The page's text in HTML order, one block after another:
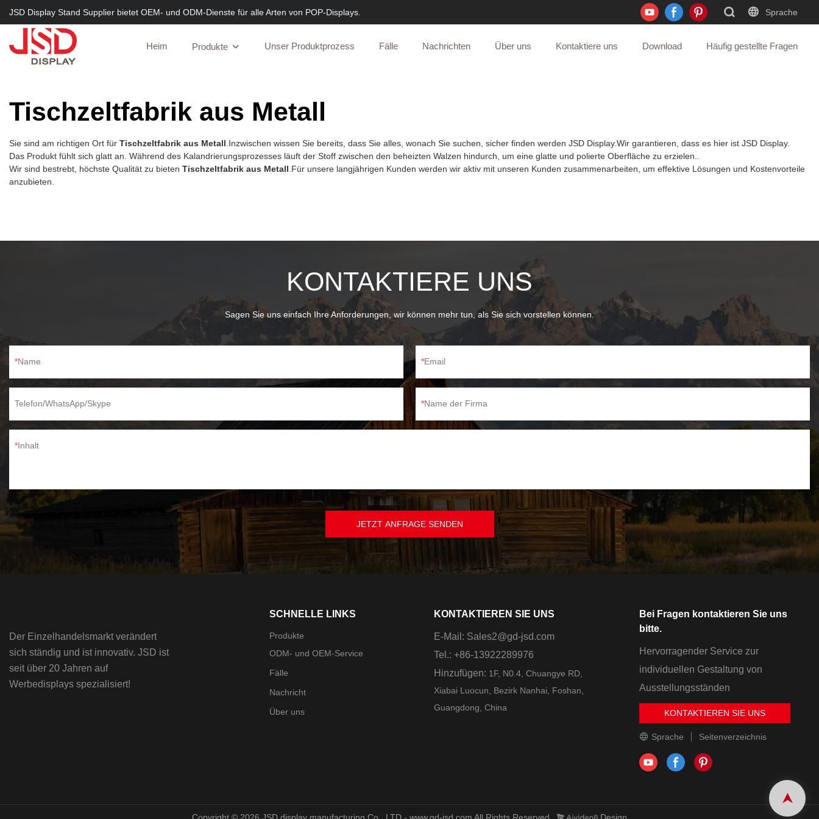
JSD Display Stand Supplier bietet OEM- und ODM-Dienste für alle Arten von POP-Displays. Sprache
Heim Produkte Unser Produktprozess Fälle Nachrichten Über uns Kontaktiere uns Download Häufig gestellte Fragen
Tischzeltfabrik aus Metall
Sie sind am richtigen Ort für Tischzeltfabrik aus Metall.Inzwischen wissen Sie bereits, dass Sie alles, wonach Sie suchen, sicher finden werden JSD Display.Wir garantieren, dass es hier ist JSD Display.
Das Produkt fühlt sich glatt an. Während des Kalandrierungsprozesses läuft der Stoff zwischen den beheizten Walzen hindurch, um eine glatte und polierte Oberfläche zu erzielen..
Wir sind bestrebt, höchste Qualität zu bieten Tischzeltfabrik aus Metall.Für unsere langjährigen Kunden werden wir aktiv mit unseren Kunden zusammenarbeiten, um effektive Lösungen und Kostenvorteile
anzubieten.
KONTAKTIERE UNS
Sagen Sie uns einfach Ihre Anforderungen, wir können mehr tun, als Sie sich vorstellen können.
Name Email
Telefon/WhatsApp/Skype Name der Firma
Inhalt
JETZT ANFRAGE SENDEN
Der Einzelhandelsmarkt verändert
sich ständig und ist innovativ. JSD ist
seit über 20 Jahren auf
Werbedisplays spezialisiert!
SCHNELLE LINKS
Produkte
ODM- und OEM-Service
Fälle
Nachricht
Über uns
KONTAKTIEREN SIE UNS
E-Mail: Sales2@gd-jsd.com
Tel.: +86-13922289976
Hinzufügen: 1F, N0.4, Chuangye RD,
Xiabai Luocun, Bezirk Nanhai, Foshan,
Guangdong, China
Bei Fragen kontaktieren Sie uns
bitte.
Hervorragender Service zur
individuellen Gestaltung von
Ausstellungsständen
KONTAKTIEREN SIE UNS
Sprache Seitenverzeichnis
Copyright © 2026 JSD display manufacturing Co., LTD - www.gd-jsd.com All Rights Reserved. Design